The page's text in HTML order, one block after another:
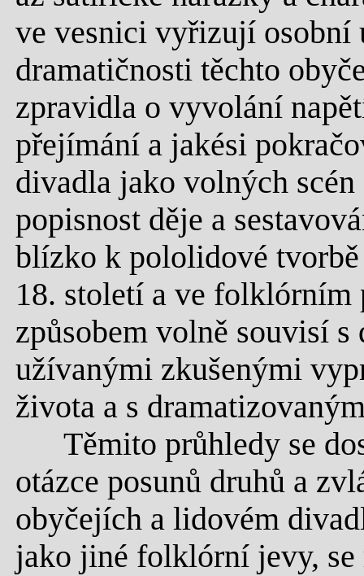
ve vesnici vyřizují osobní
dramatičnosti těchto
zpravidla o vyvolání
přejímání a jakési
divadla jako volných
popisnost děje a
blízko k pololidové
18. století a ve folklórním
způsobem volně souvisí
užívanými zkušenými
života a s
Těmito průhledy se
otázce posunů druhů a
obyčejích a lidovém
jako jiné folklórní jevy, se